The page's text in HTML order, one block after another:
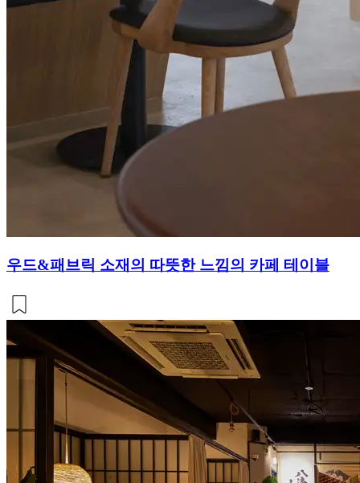
우드&패브릭 소재의 따뜻한 느낌의 카페 테이블